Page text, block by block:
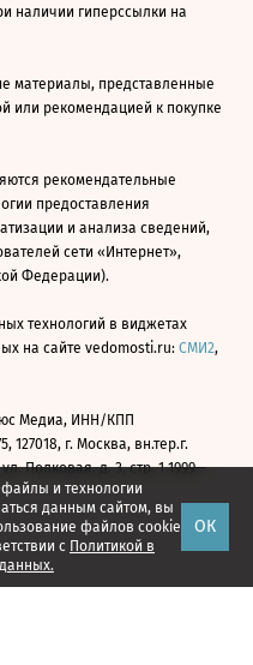
и технологии
данным сайтом, вы
файлов cookie
с Политикой в
ОК
наличии гиперссылки на
материалы, представленные
или рекомендацией к покупке
рекомендательные
предоставления
и анализа сведений,
сети «Интернет»,
Федерации).
технологий в виджетах
на сайте vedomosti.ru: СМИ2,
Медиа, ИНН/КПП
127018, г. Москва, вн.тер.г.
Полковая, д. 3, стр. 1 1999—